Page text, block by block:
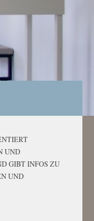
UND
GIBT INFOS ZU
UND